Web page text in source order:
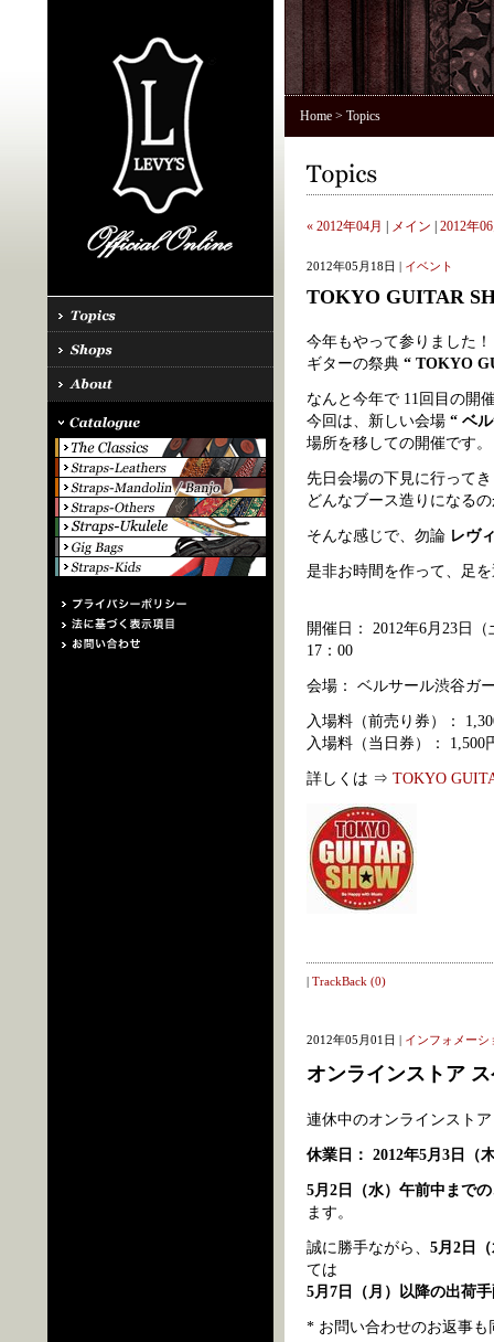
Home> Topics
« 2012年04月 メイン 2012年
2012年05月18日 | イベント
TOKYO GUITAR
今年もやって参りました！
ギターの祭典 “ TOKYO
なんと今年で 11回目の開
今回は、新しい会場 “ ベ
場所を移しての開催です。
先日会場の下見に行って
どんなブース造りになる
そんな感じで、勿論 レヴ
是非お時間を作って、足
開催日： 2012年6月23日
17：00
会場： ベルサール渋谷ガ
入場料（前売り券）：
入場料（当日券）：
詳しくは ⇒ TOKYO
| TrackBack (0)
2012年05月01日 | インフォメーシ
オンラインストア
連休中のオンラインスト
休業日： 2012年5月3日（
5月2日（水）午前中まで
ます。
誠に勝手ながら、 5月2日
ては
5月7日（月）以降の出荷
* お問い合わせのお返事も